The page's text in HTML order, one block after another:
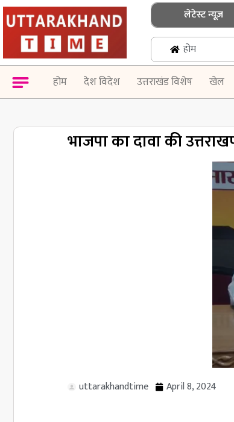
लेटेस्ट न्यूज़
उत्तराखंड: एसआईआर नोटिस के
होम
होम देश विदेश उत्तराखंड विशेष खेल
भाजपा का दावा की
uttarakhandtime April 8, 2024